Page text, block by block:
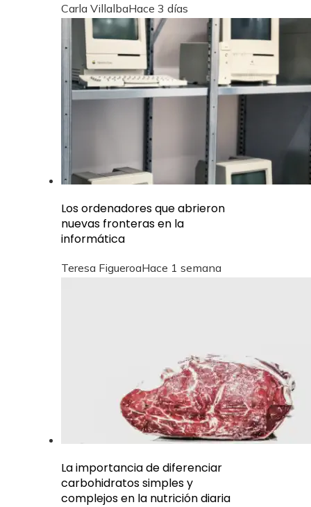
Carla VillalbaHace 3 días
Los ordenadores que abrieron
nuevas fronteras en la
informática
Teresa FigueroaHace 1 semana
La importancia de diferenciar
carbohidratos simples y
complejos en la nutrición diaria